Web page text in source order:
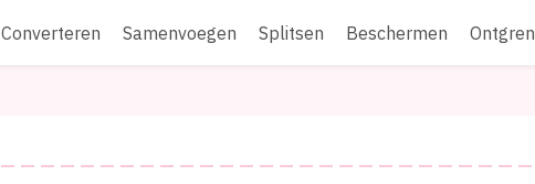
Converteren
Samenvoegen Splitsen Beschermen